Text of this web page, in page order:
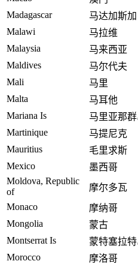
Madagascar
马达加斯加
Malawi
马拉维
Malaysia
马来西亚
Maldives
马尔代夫
Mali
马里
Malta
马耳他
Mariana Is
马里亚那
Martinique
马提尼克
Mauritius
毛里求斯
Mexico
墨西哥
Moldova, Republic
of
摩尔多瓦
Monaco
摩纳哥
Mongolia
蒙古
Montserrat Is
蒙特塞拉
Morocco
摩洛哥